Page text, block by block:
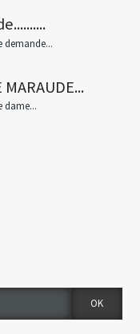
demande...
dame...